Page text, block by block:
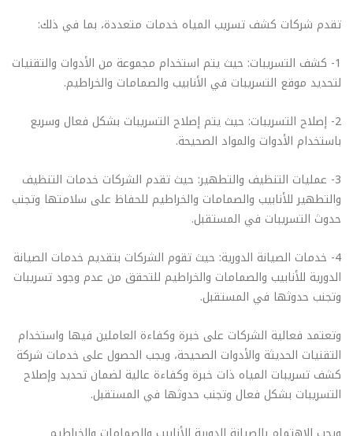
تقدم شركات كشف تسريب المياه خدمات متعددة، بما في ذلك:
1- كشف التسريبات: حيث يتم استخدام مجموعة من الأدوات والتقنيات
لتحديد موقع التسريبات في الأنابيب والصمامات والخراطيم.
2- إصلاح التسريبات: حيث يتم إصلاح التسريبات بشكل فعال وسريع
باستخدام الأدوات والمواد الصحيحة.
3- عمليات التنظيف والتطهير: حيث تقدم الشركات خدمات التنظيف
والتطهير للأنابيب والصمامات والخراطيم للحفاظ على سلامتها وتجنب
حدوث التسريبات في المستقبل.
4- خدمات الصيانة الدورية: حيث تقوم الشركات بتقديم خدمات الصيانة
الدورية للأنابيب والصمامات والخراطيم للتحقق من عدم وجود تسريبات
وتجنب حدوثها في المستقبل.
وتعتمد فعالية الشركات على خبرة وكفاءة العاملين فيها واستخدام
التقنيات الحديثة والأدوات الصحيحة، ويجب الحصول على خدمات شركة
كشف تسريبات المياه ذات خبرة وكفاءة عالية لضمان تحديد وإصلاح
التسريبات بشكل فعال وتجنب حدوثها في المستقبل.